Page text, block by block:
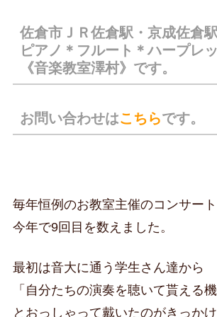
佐倉市ＪＲ佐倉駅・京成佐倉
ピアノ＊フルート＊ハープレ
《音楽教室澤村》です。
お問い合わせはこちらです。
毎年恒例のお教室主催のコンサート
今年で9回目を数えました。
最初は音大に通う学生さん達から
「自分たちの演奏を聴いて貰える
とおっしゃって戴いたのがきっかけ